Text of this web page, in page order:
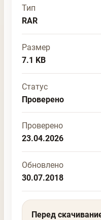
Тип
RAR
Размер
7.1 KB
Статус
Проверено
Проверено
23.04.2026
Обновлено
30.07.2018
Перед